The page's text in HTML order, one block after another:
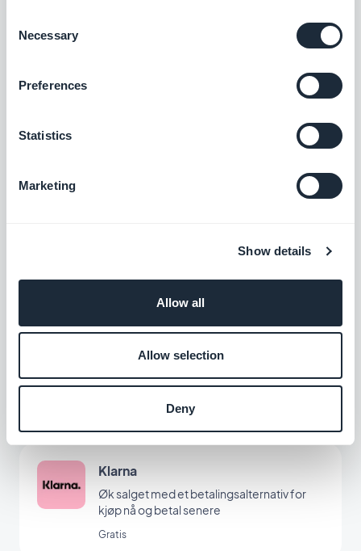
Selection
Necessary
Preferences
Statistics
Marketing
Show details
Allow all
Allow selection
Deny
Tilbyr en ny betalingsløsning som er mye
Tilby en ny betalingsløsning for å vinne det
polske markedet
Klarna
Øk salget med et betalingsalternativ for
kjøp nå og betal senere
Gratis